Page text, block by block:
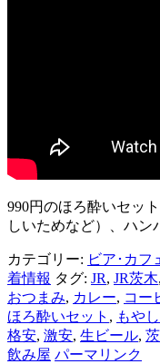
990円のほろ酔いセッ
しいためなど）、ハン
カテゴリー: ビア･カフ
着情報 タグ: JR, JR茨木,
おつまみ, カレー, コー
ほろ酔いセット , もや
格安, 激安, 生ビール,
飲み屋 パーマリンク